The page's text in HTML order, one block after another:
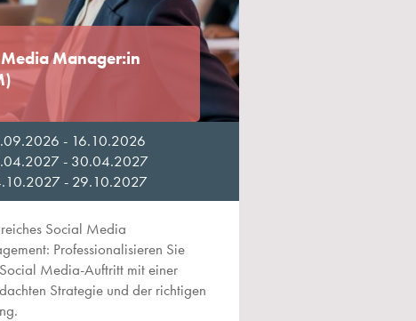
Manager:in
- 16.10.2026
- 30.04.2027
- 29.10.2027
Social Media
Professionalisieren Sie
Media-Auftritt mit einer
Strategie und der richtigen